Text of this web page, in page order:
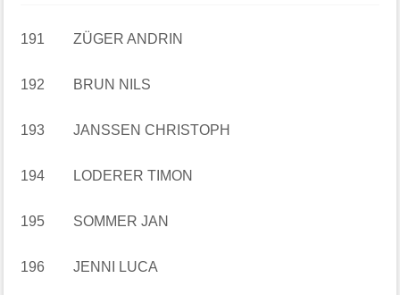
191 ZÜGER ANDRIN
192 BRUN NILS
193 JANSSEN CHRISTOPH
194 LODERER TIMON
195 SOMMER JAN
196 JENNI LUCA